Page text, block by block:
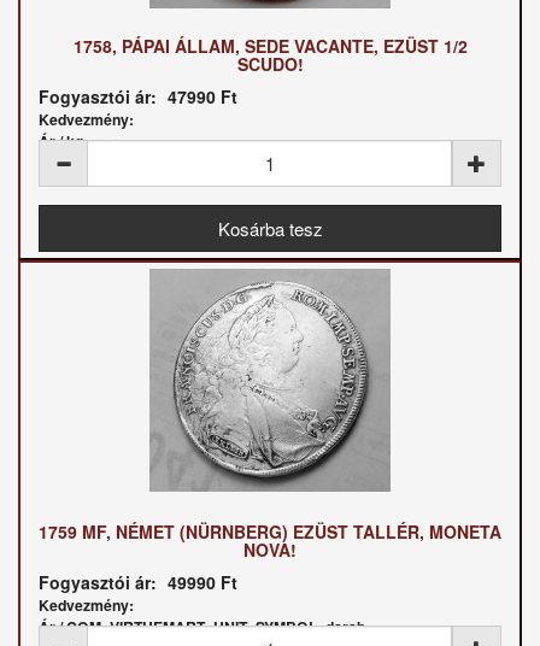
1758, PÁPAI ÁLLAM, SEDE VACANTE, EZÜST 1/2
SCUDO!
Fogyasztói ár: 47990 Ft
Kedvezmény:
Ár / kg:
1759 MF, NÉMET (NÜRNBERG) EZÜST TALLÉR, MONETA
NOVA!
Fogyasztói ár: 49990 Ft
Kedvezmény:
Ár / COM_VIRTUEMART_UNIT_SYMBOL_darab: